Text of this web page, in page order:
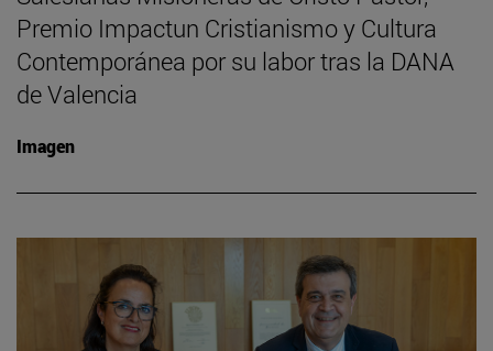
Premio Impactun Cristianismo y Cultura
Contemporánea por su labor tras la DANA
de Valencia
Imagen